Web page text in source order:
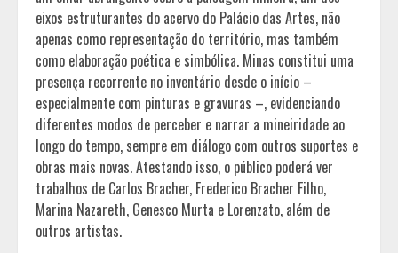
eixos estruturantes do acervo do Palácio das Artes, não
apenas como representação do território, mas também
como elaboração poética e simbólica. Minas constitui uma
presença recorrente no inventário desde o início –
especialmente com pinturas e gravuras –, evidenciando
diferentes modos de perceber e narrar a mineiridade ao
longo do tempo, sempre em diálogo com outros suportes e
obras mais novas. Atestando isso, o público poderá ver
trabalhos de Carlos Bracher, Frederico Bracher Filho,
Marina Nazareth, Genesco Murta e Lorenzato, além de
outros artistas.